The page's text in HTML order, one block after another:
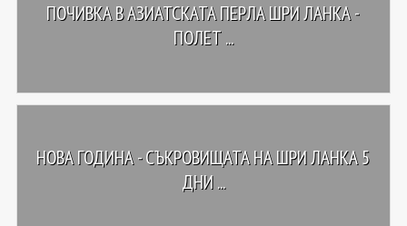
ПОЧИВКА В АЗИАТСКАТА ПЕРЛА ШРИ ЛАНКА -
ПОЛЕТ ...
НОВА ГОДИНА - СЪКРОВИЩАТА НА ШРИ ЛАНКА 5
ДНИ ...